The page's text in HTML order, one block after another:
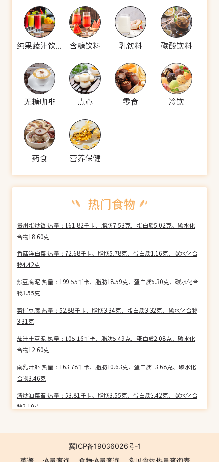
纯果蔬汁饮料 含糖饮料 乳饮料 碳酸饮料
无糖咖啡 点心 零食 冷饮
药食 营养保健
贵州蛋炒饭 热量：161.82千卡、脂肪7.53克、蛋白质5.02克、碳水化
合物18.60克
香菇洋白菜 热量：72.68千卡、脂肪5.78克、蛋白质1.16克、碳水化合
物4.42克
炒豆腐泥 热量：199.55千卡、脂肪18.59克、蛋白质5.30克、碳水化合
物3.55克
菜拌豆腐 热量：52.88千卡、脂肪3.34克、蛋白质3.32克、碳水化合物
3.31克
茄汁土豆泥 热量：105.16千卡、脂肪5.49克、蛋白质2.08克、碳水化
合物12.60克
南乳汁虾 热量：163.78千卡、脂肪10.63克、蛋白质13.68克、碳水化
合物3.46克
清炒油菜苔 热量：53.81千卡、脂肪3.55克、蛋白质3.42克、碳水化合
物3.10克
物5.27克
芹菜炒猪心 热量：120.97千卡、脂肪7.58克、蛋白质8.76克、碳水化
冀ICP备19036026号-1